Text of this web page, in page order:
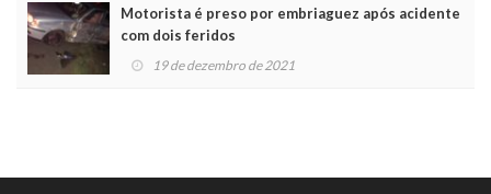
Motorista é preso por embriaguez após acidente
com dois feridos
19 de dezembro de 2021